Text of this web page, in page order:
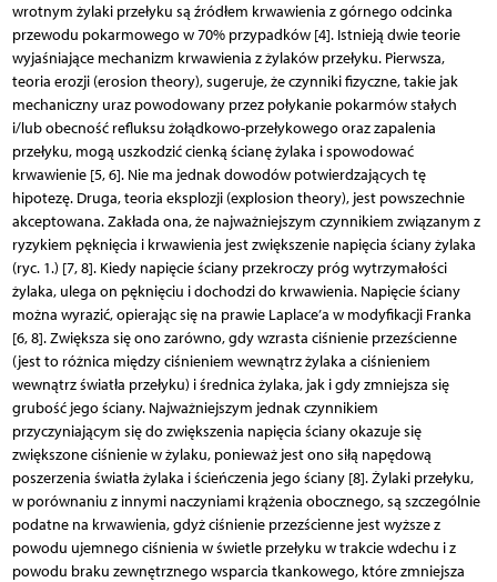
wrotnym żylaki przełyku są źródłem krwawienia z górnego odcinka
przewodu pokarmowego w 70% przypadków [4]. Istnieją dwie teorie
wyjaśniające mechanizm krwawienia z żylaków przełyku. Pierwsza,
teoria erozji (erosion theory), sugeruje, że czynniki fizyczne, takie jak
mechaniczny uraz powodowany przez połykanie pokarmów stałych
i/lub obecność refluksu żołądkowo-przełykowego oraz zapalenia
przełyku, mogą uszkodzić cienką ścianę żylaka i spowodować
krwawienie [5, 6]. Nie ma jednak dowodów potwierdzających tę
hipotezę. Druga, teoria eksplozji (explosion theory), jest powszechnie
akceptowana. Zakłada ona, że najważniejszym czynnikiem związanym z
ryzykiem pęknięcia i krwawienia jest zwiększenie napięcia ściany żylaka
(ryc. 1.) [7, 8]. Kiedy napięcie ściany przekroczy próg wytrzymałości
żylaka, ulega on pęknięciu i dochodzi do krwawienia. Napięcie ściany
można wyrazić, opierając się na prawie Laplace’a w modyfikacji Franka
[6, 8]. Zwiększa się ono zarówno, gdy wzrasta ciśnienie przezścienne
(jest to różnica między ciśnieniem wewnątrz żylaka a ciśnieniem
wewnątrz światła przełyku) i średnica żylaka, jak i gdy zmniejsza się
grubość jego ściany. Najważniejszym jednak czynnikiem
przyczyniającym się do zwiększenia napięcia ściany okazuje się
zwiększone ciśnienie w żylaku, ponieważ jest ono siłą napędową
poszerzenia światła żylaka i ścieńczenia jego ściany [8]. Żylaki przełyku,
w porównaniu z innymi naczyniami krążenia obocznego, są szczególnie
podatne na krwawienia, gdyż ciśnienie przez­ścienne jest wyższe z
powodu ujemnego ciśnienia w świetle przełyku w trakcie wdechu i z
powodu braku zewnętrznego wsparcia tkankowego, które zmniejsza